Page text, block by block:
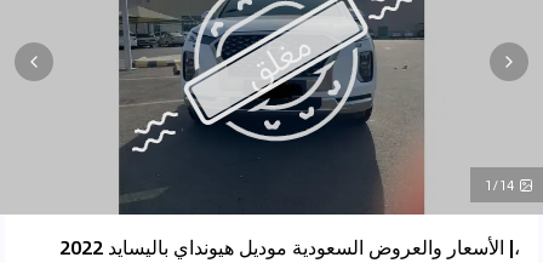
1/14
،| الأسعار والعروض السعودية موديل هيونداي باليسايد 2022